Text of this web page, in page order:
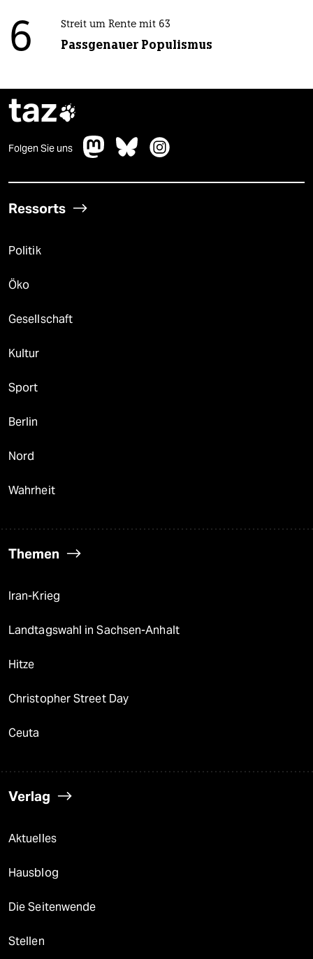
6 Streit um Rente mit 63
Passgenauer Populismus
taz
Folgen Sie uns
Ressorts
Politik
Öko
Gesellschaft
Kultur
Sport
Berlin
Nord
Wahrheit
Themen
Iran-Krieg
Landtagswahl in Sachsen-Anhalt
Hitze
Christopher Street Day
Ceuta
Verlag
Aktuelles
Hausblog
Die Seitenwende
Stellen